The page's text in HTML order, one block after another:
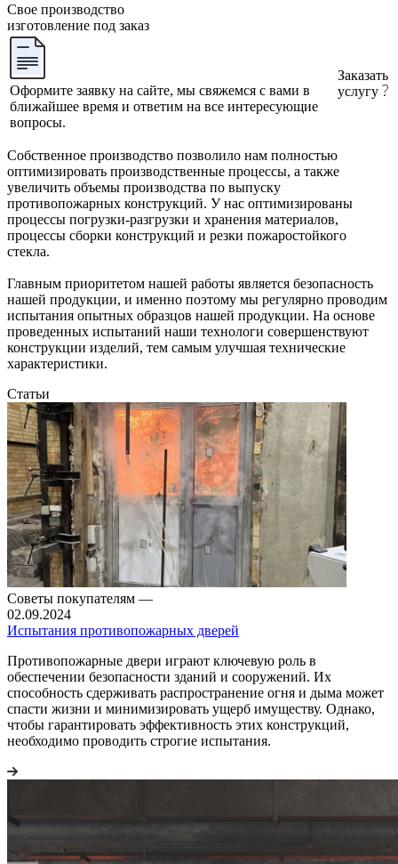
Свое производство
изготовление под заказ
Оформите заявку на сайте, мы свяжемся с вами в
ближайшее время и ответим на все интересующие
вопросы.
Заказать
услугу
Собственное производство позволило нам полностью
оптимизировать производственные процессы, а также
увеличить объемы производства по выпуску
противопожарных конструкций. У нас оптимизированы
процессы погрузки-разгрузки и хранения материалов,
процессы сборки конструкций и резки пожаростойкого
стекла.
Главным приоритетом нашей работы является безопасность
нашей продукции, и именно поэтому мы регулярно проводим
испытания опытных образцов нашей продукции. На основе
проведенных испытаний наши технологи совершенствуют
конструкции изделий, тем самым улучшая технические
характеристики.
Статьи
Советы покупателям —
02.09.2024
Испытания противопожарных дверей
Противопожарные двери играют ключевую роль в
обеспечении безопасности зданий и сооружений. Их
способность сдерживать распространение огня и дыма может
спасти жизни и минимизировать ущерб имуществу. Однако,
чтобы гарантировать эффективность этих конструкций,
необходимо проводить строгие испытания.